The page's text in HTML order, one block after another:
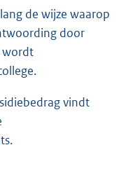
de wijze waarop
door
wordt
vindt